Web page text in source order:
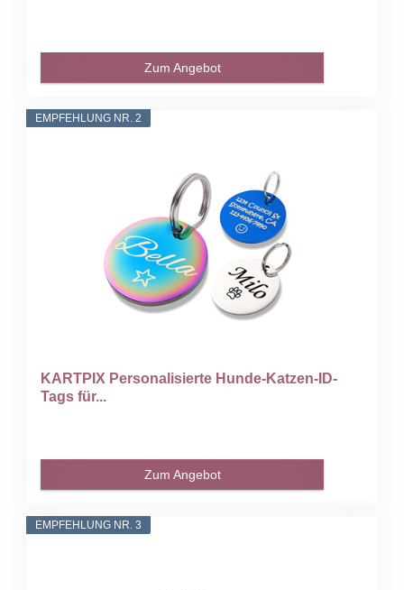
Zum Angebot
EMPFEHLUNG NR. 2
KARTPIX Personalisierte Hunde-Katzen-ID-
Tags für...
Zum Angebot
EMPFEHLUNG NR. 3